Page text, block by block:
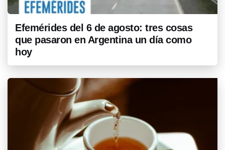
Efemérides del 6 de agosto: tres cosas
que pasaron en Argentina un día como
hoy